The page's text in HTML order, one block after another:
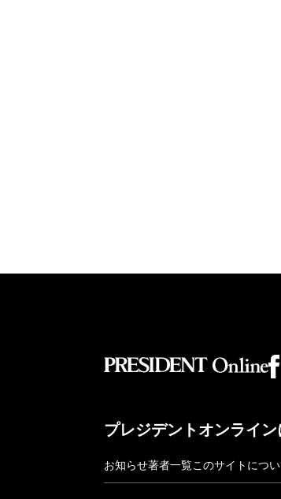
プレジデントオンライン
お知らせ著者一覧このサイトにつ